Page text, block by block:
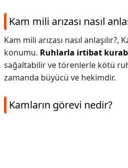
Kam mili arızası nasıl
Kam mili arızası nasıl anlaşılır?,
konumu. Ruhlarla irtibat
sağaltabilir ve törenlerle kötü
zamanda büyücü ve hekimdir.
Kamların görevi nedir?